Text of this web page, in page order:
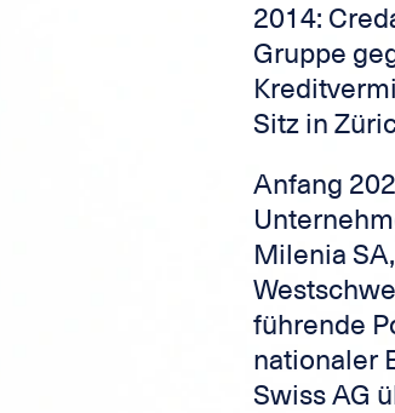
2014:
Gruppe
Sitz in
Anfang
Milenia
führende
nationaler
Swiss AG